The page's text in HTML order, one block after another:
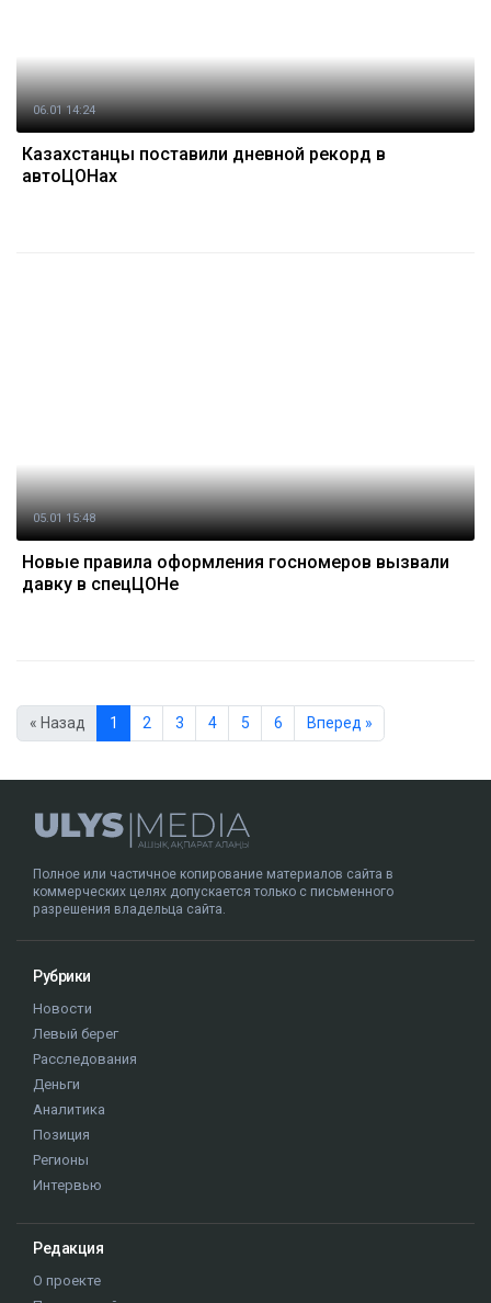
06.01 14:24
Казахстанцы поставили дневной рекорд в
автоЦОНах
05.01 15:48
Новые правила оформления госномеров вызвали
давку в спецЦОНе
« Назад 1 2 3 4 5 6 Вперед »
Полное или частичное копирование материалов сайта в
коммерческих целях допускается только с письменного
разрешения владельца сайта.
Рубрики
Новости
Левый берег
Расследования
Деньги
Аналитика
Позиция
Регионы
Интервью
Редакция
О проекте